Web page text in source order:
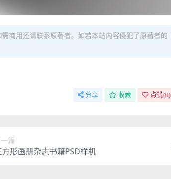
商用还请联系原著者。如若本站内容侵犯了原著者的
分享 收藏 点赞(0)
篇
方形画册杂志书籍PSD样机